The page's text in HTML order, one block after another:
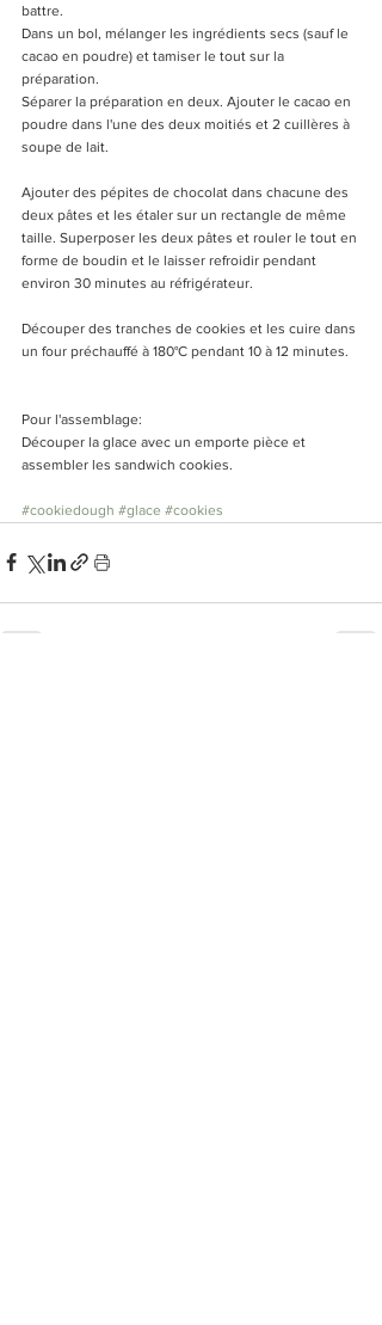
battre.
Dans un bol, mélanger les ingrédients secs (sauf le
cacao en poudre) et tamiser le tout sur la
préparation.
Séparer la préparation en deux. Ajouter le cacao en
poudre dans l'une des deux moitiés et 2 cuillères à
soupe de lait.
Ajouter des pépites de chocolat dans chacune des
deux pâtes et les étaler sur un rectangle de même
taille. Superposer les deux pâtes et rouler le tout en
forme de boudin et le laisser refroidir pendant
environ 30 minutes au réfrigérateur.
Découper des tranches de cookies et les cuire dans
un four préchauffé à 180°C pendant 10 à 12 minutes.
Pour l'assemblage:
Découper la glace avec un emporte pièce et
assembler les sandwich cookies.
#cookiedough #glace #cookies